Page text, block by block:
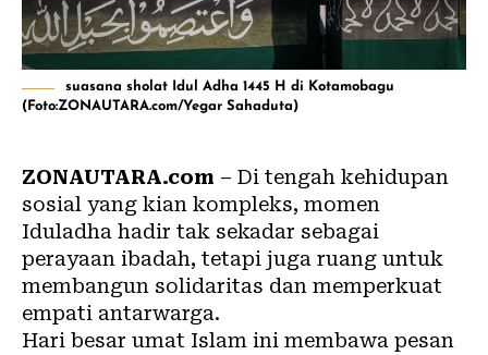
suasana sholat Idul Adha 1445 H di Kotamobagu
(Foto:ZONAUTARA.com/Yegar Sahaduta)
ZONAUTARA.com – Di tengah kehidupan
sosial yang kian kompleks, momen
Iduladha hadir tak sekadar sebagai
perayaan ibadah, tetapi juga ruang untuk
membangun solidaritas dan memperkuat
empati antarwarga.
Hari besar umat Islam ini membawa pesan